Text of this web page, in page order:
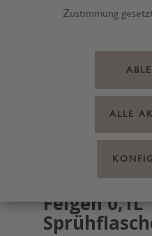
Feigen 0,1L
Zustimmung
ALLE